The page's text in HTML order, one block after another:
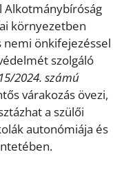
Alkotmánybíróság
környezetben
nemi önkifejezéssel
szolgáló
15/2024. számú
várakozás övezi,
a szülői
autonómiája és